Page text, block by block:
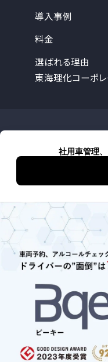
導入事例
料金
選ばれる理由
東海理化コーポレ
詳しくはお
か、
プライバシーポリシ